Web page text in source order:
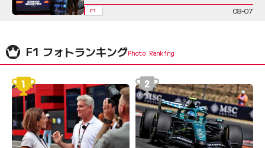
F1 08-07
F1 フォトランキング